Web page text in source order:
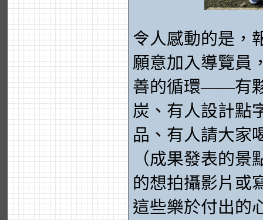
令人感動的是，
願意加入導覽員
善的循環——有
炭、有人設計點
品、有人請大家
（成果發表的
的想拍攝影片
這些樂於付出的